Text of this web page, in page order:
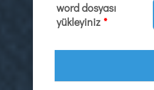
word dosyası
yükleyiniz *